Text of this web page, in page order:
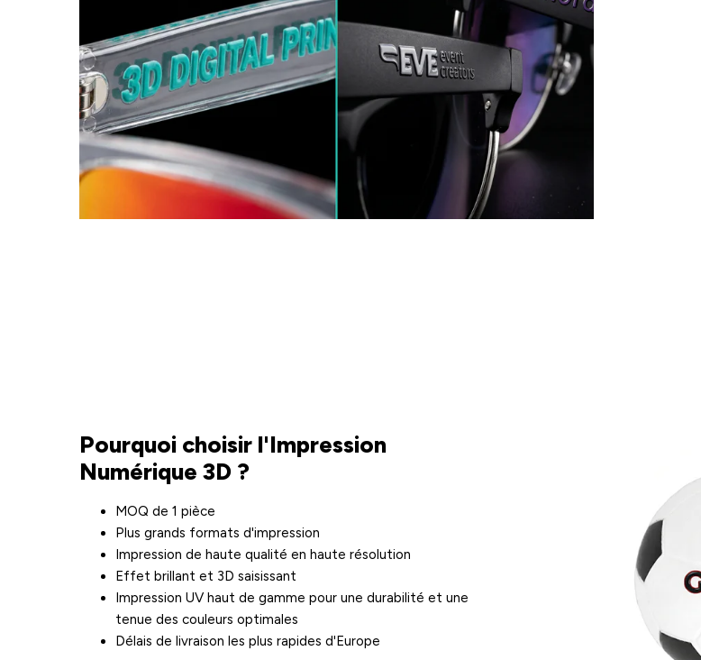
Pourquoi choisir l'Impression
Numérique 3D ?
MOQ de 1 pièce
Plus grands formats d'impression
Impression de haute qualité en haute résolution
Effet brillant et 3D saisissant
Impression UV haut de gamme pour une durabilité et une
tenue des couleurs optimales
Délais de livraison les plus rapides d'Europe